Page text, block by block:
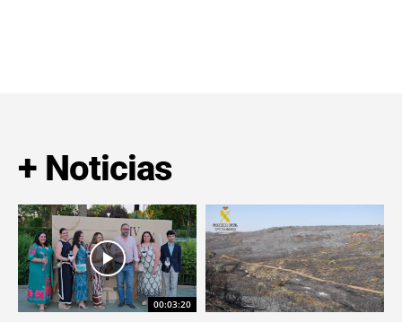
+ Noticias
00:03:20